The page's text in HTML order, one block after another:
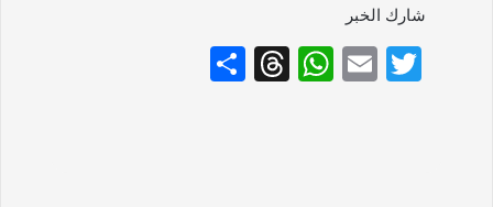
شارك الخبر
T
E
W
T